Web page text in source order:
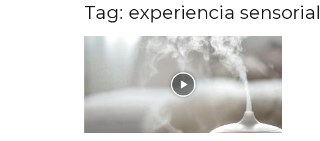
Tag: experiencia sensorial